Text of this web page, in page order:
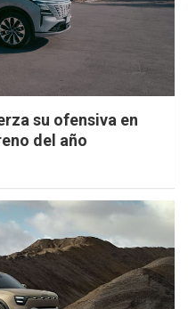
su ofensiva en
del año